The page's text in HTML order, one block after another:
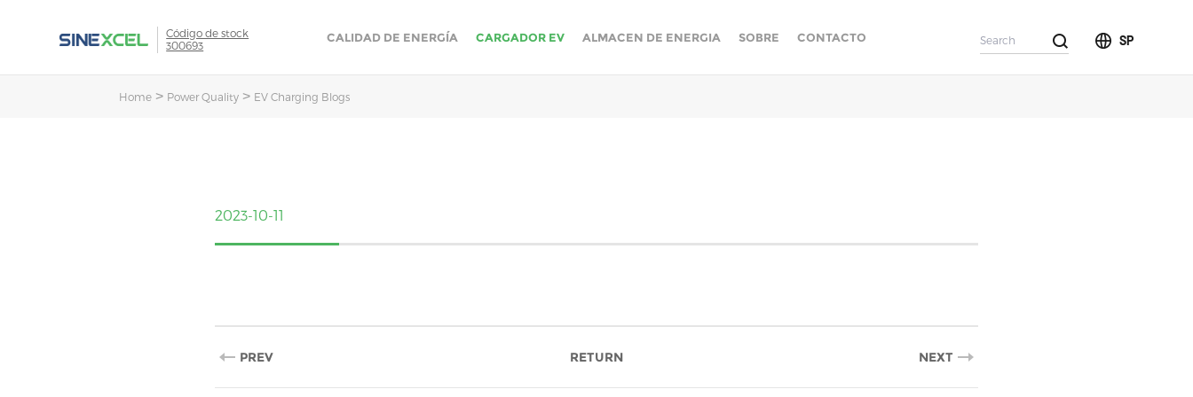
Código de stock
300693
CALIDAD DE ENERGÍA CARGADOR EV ALMACEN DE ENERGIA SOBRE CONTACTO SP
Home > Power Quality > EV Charging Blogs
2023-10-11
PREV NEXT
RETURN